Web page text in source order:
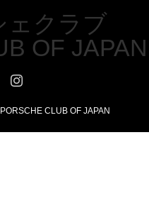
CLUB OF JAPAN